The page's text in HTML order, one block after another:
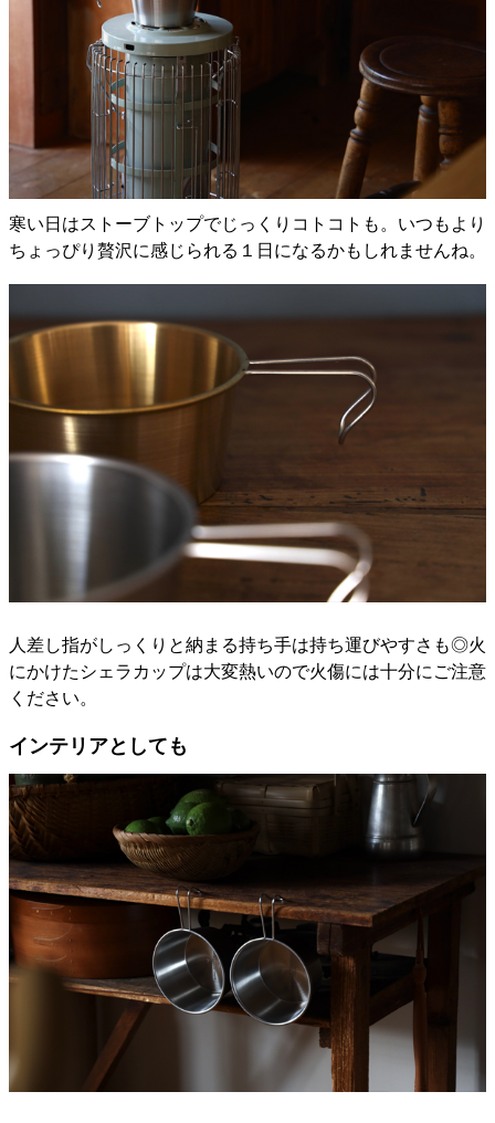
寒い日はストーブトップでじっくりコトコトも。いつもより
ちょっぴり贅沢に感じられる１日になるかもしれませんね。
人差し指がしっくりと納まる持ち手は持ち運びやすさも◎火
にかけたシェラカップは大変熱いので火傷には十分にご注意
ください。
インテリアとしても